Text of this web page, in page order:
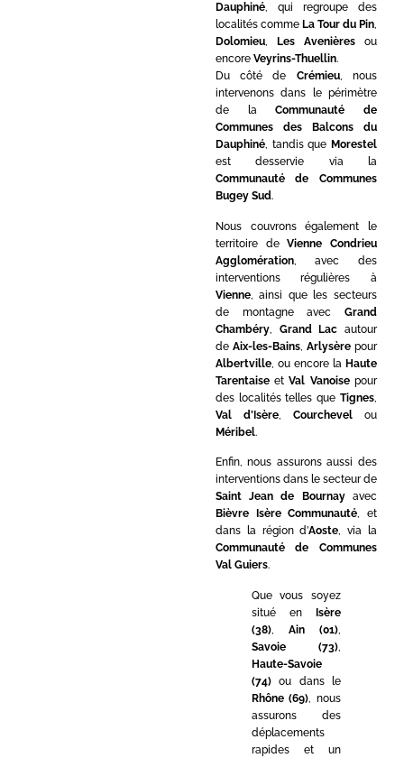
Dauphiné, qui regroupe des
localités comme La Tour du Pin,
Dolomieu, Les Avenièresou
encore Veyrins-Thuellin.
Du côté de Crémieu, nous
intervenons dans le périmètre
de laCommunauté de
Communes des Balcons du
Dauphiné, tandis que Morestel
est desservie via la
Communauté de Communes
Bugey Sud.
Nous couvrons également le
territoire deVienne Condrieu
Agglomération, avec des
interventions régulières à
Vienne, ainsi que les secteurs
de montagne avec Grand
Chambéry, Grand Lac autour
de Aix-les-Bains, Arlysèrepour
Albertville, ou encore la Haute
TarentaiseetVal Vanoisepour
des localités telles que Tignes
Val d’Isère, Courchevelou
Méribel.
Enfin, nous assurons aussi des
interventions dans le secteur de
Saint Jean de Bournayavec
Bièvre Isère Communauté, et
dans la région d’Aoste, via la
Communauté de Communes
Val Guiers.
Que vous soyez
situé en Isère
(38), Ain (01)
Savoie (73)
Haute-Savoie
(74)ou dans le
Rhône (69) , nous
assurons des
déplacements
rapides et un